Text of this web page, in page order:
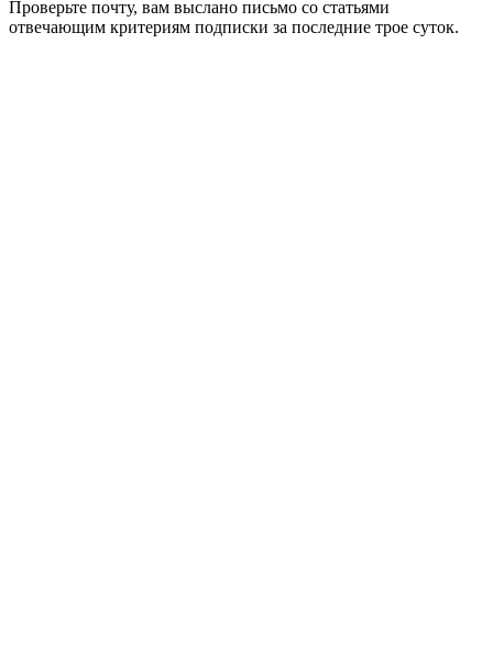
Проверьте почту, вам выслано письмо со статьями
отвечающим критериям подписки за последние трое суток.